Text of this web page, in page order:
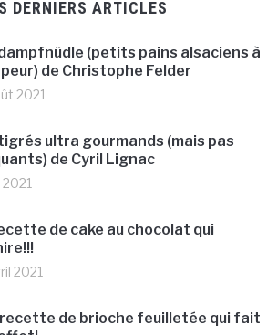
DERNIERS ARTICLES
(petits pains alsaciens à
de Christophe Felder
2021
ultra gourmands (mais pas
de Cyril Lignac
de cake au chocolat qui
2021
recette de brioche feuilletée qui fait